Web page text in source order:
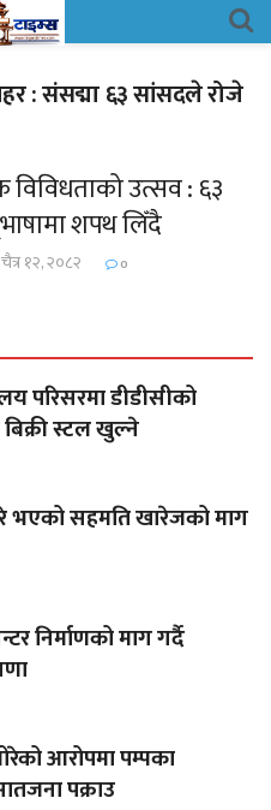
: संसद्मा ६३ सांसदले रोजे
विविधताको उत्सव : ६३
शपथ लिँदै
चैत्र १२, २०८२ 0
परिसरमा डीडीसीको
स्टल खुल्ने
भएको सहमति खारेजको माग
निर्माणको माग गर्दै
आरोपमा पम्पका
पक्राउ